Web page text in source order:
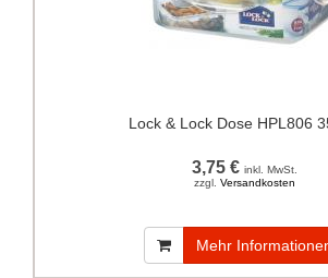
Lock & Lock Dose HPL806
3,75 € inkl. MwSt.
zzgl. Versandkosten
Mehr